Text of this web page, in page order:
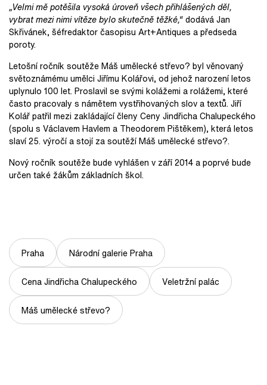
„Velmi mě potěšila vysoká úroveň všech přihlášených děl,
vybrat mezi nimi vítěze bylo skutečně těžké,“dodává Jan
Skřivánek, šéfredaktor časopisu Art+Antiques a předseda
poroty.
Letošní ročník soutěže Máš umělecké střevo? byl věnovaný
světoznámému umělci Jiřímu Kolářovi, od jehož narození letos
uplynulo 100 let. Proslavil se svými kolážemi a rolážemi, které
často pracovaly s námětem vystřihovaných slov a textů. Jiří
Kolář patřil mezi zakládající členy Ceny Jindřicha Chalupeckého
(spolu s Václavem Havlem a Theodorem Pištěkem), která letos
slaví 25. výročí a stojí za soutěží Máš umělecké střevo?.
Nový ročník soutěže bude vyhlášen v září 2014 a poprvé bude
určen také žákům základních škol.
Praha Národní galerie Praha
Cena Jindřicha Chalupeckého Veletržní palác
Máš umělecké střevo?